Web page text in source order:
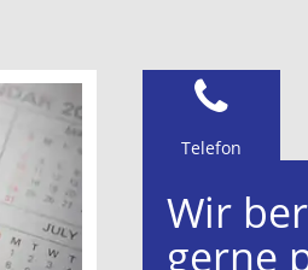
Telefon
Wir
gerne